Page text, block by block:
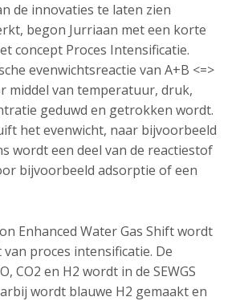
de innovaties te laten zien
begon Jurriaan met een korte
concept Proces Intensificatie.
evenwichtsreactie van A+B <=>
middel van temperatuur, druk,
geduwd en getrokken wordt.
het evenwicht, naar bijvoorbeeld
wordt een deel van de reactiestof
bijvoorbeeld adsorptie of een
Enhanced Water Gas Shift wordt
proces intensificatie. De
CO2 en H2 wordt in de SEWGS
wordt blauwe H2 gemaakt en